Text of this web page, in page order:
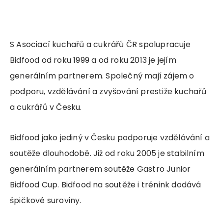
S Asociací kuchařů a cukrářů ČR spolupracuje
Bidfood od roku 1999 a od roku 2013 je jejím
generálním partnerem. Společný mají zájem o
podporu, vzdělávání a zvyšování prestiže kuchařů
a cukrářů v Česku.
Bidfood jako jediný v Česku podporuje vzdělávání a
soutěže dlouhodobě. Již od roku 2005 je stabilním
generálním partnerem soutěže Gastro Junior
Bidfood Cup. Bidfood na soutěže i trénink dodává
špičkové suroviny.